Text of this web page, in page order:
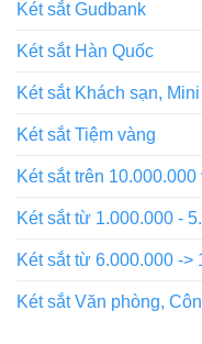
Két sắt Gudbank
Két sắt Hàn Quốc
Két sắt Khách sạn, Mini
Két sắt Tiệm vàng
Két sắt trên 10.000.000
Két sắt từ 1.000.000 -
Két sắt từ 6.000.000 ->
Két sắt Văn phòng,